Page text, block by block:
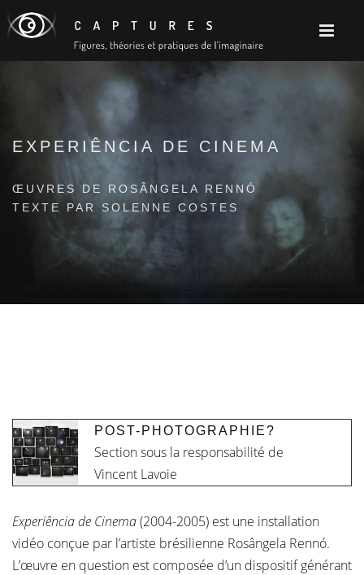
EXPERIÊNCIA DE CINEMA
ŒUVRES DE ROSÂNGELA RENNÓ
TEXTE PAR SOLENNE COSTES
POST-PHOTOGRAPHIE?
Section sous la responsabilité de
Vincent Lavoie
Experiência de Cinema(2004-2005) est une installation
vidéo conçue par l’artiste brésilienne Rosângela Rennó.
L’œuvre en question est composée d’un dispositif générant